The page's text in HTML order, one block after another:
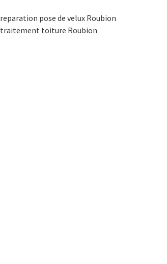
reparation pose de velux Roubion
traitement toiture Roubion